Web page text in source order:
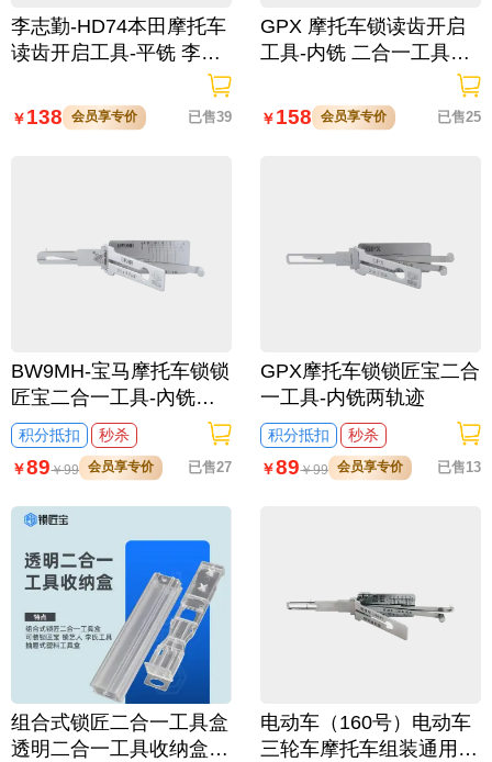
李志勤-HD74本田摩托车
读齿开启工具-平铣 李氏
￥138 会员享专价 已售39
BW9MH-宝马摩托车锁锁
匠宝二合一工具-內铣两
轨迹
积分抵扣
秒杀
￥89￥99 会员享专价 已售27
组合式锁匠二合一工具盒
透明二合一工具收纳盒
GPX 摩托车锁读齿开启
工具-内铣 二合一工具
￥158 会员享专价 已售25
GPX摩托车锁锁匠宝二合
一工具-内铣两轨迹
积分抵扣
秒杀
￥89￥99 会员享专价 已售13
电动车（160号）电动车
三轮车摩托车组装通用款